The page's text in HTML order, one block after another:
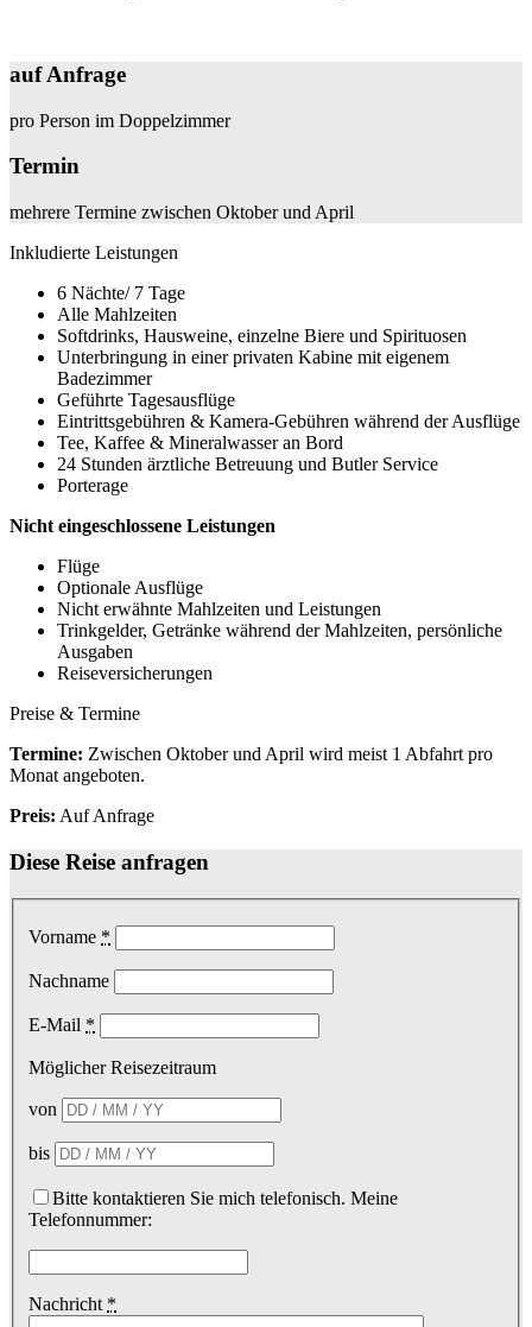
auf Anfrage
pro Person im Doppelzimmer
Termin
mehrere Termine zwischen Oktober und April
Inkludierte Leistungen
6 Nächte/ 7 Tage
Alle Mahlzeiten
Softdrinks, Hausweine, einzelne Biere und Spirituosen
Unterbringung in einer privaten Kabine mit eigenem
Badezimmer
Geführte Tagesausflüge
Eintrittsgebühren & Kamera-Gebühren während der Ausflüge
Tee, Kaffee & Mineralwasser an Bord
24 Stunden ärztliche Betreuung und Butler Service
Porterage
Nicht eingeschlossene Leistungen
Flüge
Optionale Ausflüge
Nicht erwähnte Mahlzeiten und Leistungen
Trinkgelder, Getränke während der Mahlzeiten, persönliche
Ausgaben
Reiseversicherungen
Preise & Termine
Termine: Zwischen Oktober und April wird meist 1 Abfahrt pro
Monat angeboten.
Preis: Auf Anfrage
Diese Reise anfragen
Vorname *
Nachname
E-Mail *
Möglicher Reisezeitraum
von
bis
Bitte kontaktieren Sie mich telefonisch. Meine
Telefonnummer:
Nachricht *